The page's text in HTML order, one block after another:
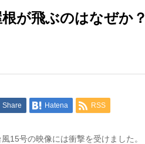
が飛ぶのはなぜか？
Share Hatena RSS
15号の映像には衝撃を受けました。